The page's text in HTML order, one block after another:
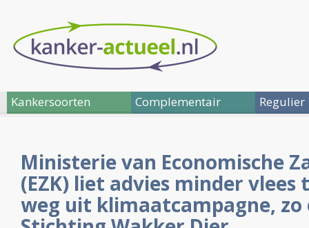
Kankersoorten Complementair Regulier
Ministerie van Economische
(EZK) liet advies minder vlees
weg uit klimaatcampagne,